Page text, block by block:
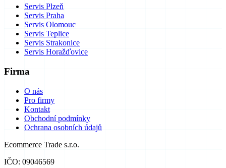
Servis Plzeň
Servis Praha
Servis Olomouc
Servis Teplice
Servis Strakonice
Servis Horažďovice
Firma
O nás
Pro firmy
Kontakt
Obchodní podmínky
Ochrana osobních údajů
Ecommerce Trade s.r.o.
IČO: 09046569